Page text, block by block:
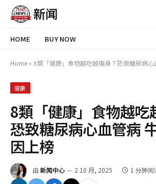
HOME BUY NOW
Home » 8類「健康」食物越吃越傷身？恐致糖尿病心血
健康
8類「健康」食物越吃
恐致糖尿病心血管病
因上榜
由 新闻中心 2 10 月, 2025 1 分钟阅